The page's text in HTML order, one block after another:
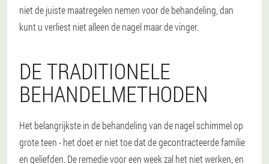
niet de juiste maatregelen nemen voor de behandeling, dan
kunt u verliest niet alleen de nagel maar de vinger.
DE TRADITIONELE
BEHANDELMETHODEN
Het belangrijkste in de behandeling van de nagel schimmel op
grote teen - het doet er niet toe dat de gecontracteerde familie
en geliefden. De remedie voor een week zal het niet werken, en